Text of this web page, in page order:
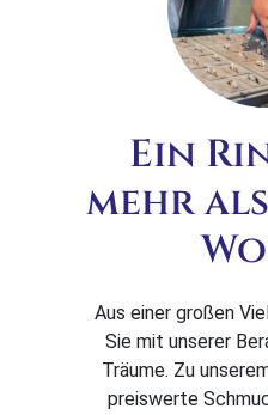
Ein
mehr
Aus einer großen
Sie mit unserer
Träume. Zu
preiswerte